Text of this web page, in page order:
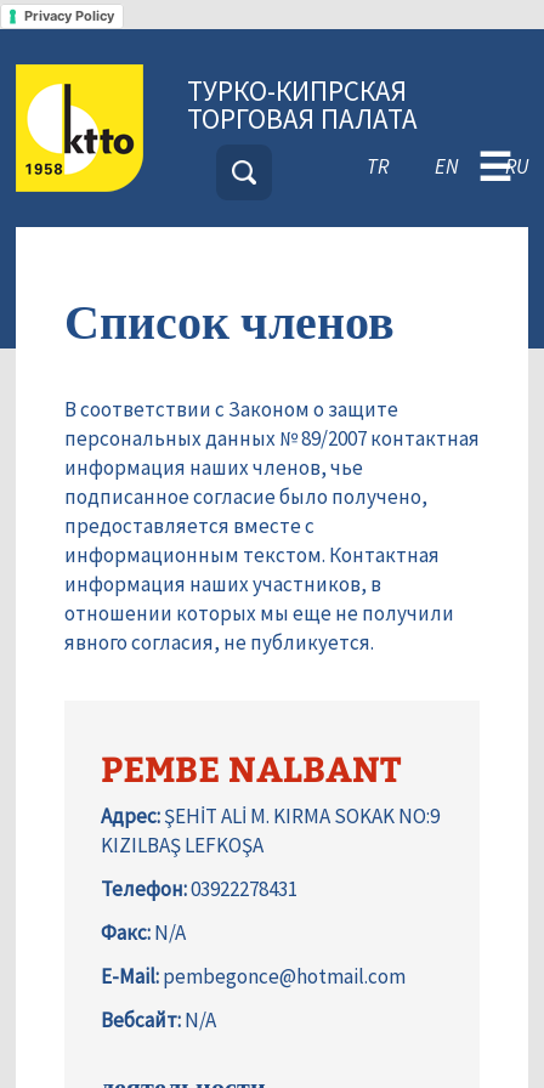
Privacy Policy
ТУРКО-КИПРСКАЯ
ТОРГОВАЯ ПАЛАТА
TR EN RU
☰
Список членов
В соответствии с Законом о защите
персональных данных № 89/2007 контактная
информация наших членов, чье
подписанное согласие было получено,
предоставляется вместе с
информационным текстом. Контактная
информация наших участников, в
отношении которых мы еще не получили
явного согласия, не публикуется.
PEMBE NALBANT
Адрес:ŞEHİT ALİ M. KIRMA SOKAK NO:9
KIZILBAŞ LEFKOŞA
Телефон:03922278431
Факс:N/A
E-Mail:pembegonce@hotmail.com
Вебсайт:N/A